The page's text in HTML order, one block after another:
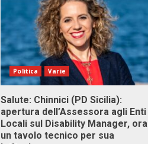
Politica Varie
Salute: Chinnici (PD Sicilia):
apertura dell’Assessora agli Enti
Locali sul Disability Manager, ora
un tavolo tecnico per sua